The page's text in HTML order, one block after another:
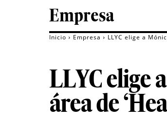
Empresa
Inicio Empresa LLYC elige a
LLYC elige
área de